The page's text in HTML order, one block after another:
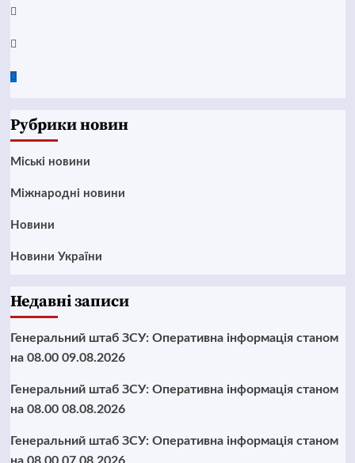
Instagram
Twitter
Рубрики новин
Mіські новини
Міжнародні новини
Новини
Новини України
Недавні записи
Генеральний штаб ЗСУ: Оперативна інформація станом
на 08.00 09.08.2026
Генеральний штаб ЗСУ: Оперативна інформація станом
на 08.00 08.08.2026
Генеральний штаб ЗСУ: Оперативна інформація станом